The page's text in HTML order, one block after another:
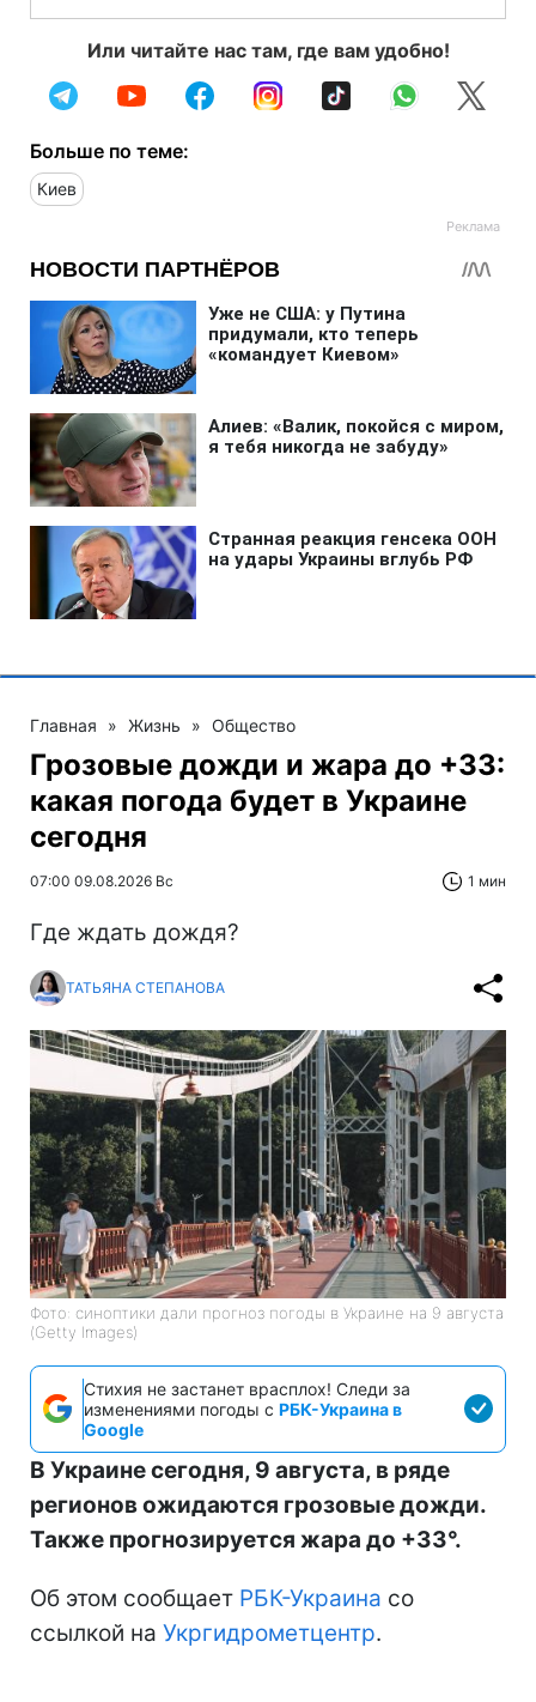
Или читайте нас там, где вам удобно!
Больше по теме:
Киев
Главная » Жизнь » Общество
Грозовые дожди и жара до +33:
какая погода будет в Украине
сегодня
07:00 09.08.2026 Вс 1 мин
Где ждать дождя?
ТАТЬЯНА СТЕПАНОВА
Фото: синоптики дали прогноз погоды в Украине на 9 августа
(Getty Images)
Стихия не застанет врасплох! Следи за
изменениями погоды с РБК-Украина в
Google
В Украине сегодня, 9 августа, в ряде
регионов ожидаются грозовые дожди.
Также прогнозируется жара до +33°.
Об этом сообщает РБК-Украина со
ссылкой на Укргидрометцентр.